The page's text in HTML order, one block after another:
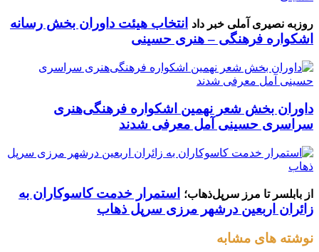
روزبه نصیری آملی خبر داد
انتخاب هیئت داوران بخش رسانه
اشکواره فرهنگی‌ – هنری حسینی
داوران بخش شعر نهمین اشکواره فرهنگی‌هنری
سراسری حسینی آمل معرفی شدند
از بابلسر تا مرز سرپل‌ذهاب؛
استمرار خدمت کاسوکاران به
زائران اربعین درشهر مرزی سرپل ذهاب
نوشته های مشابه